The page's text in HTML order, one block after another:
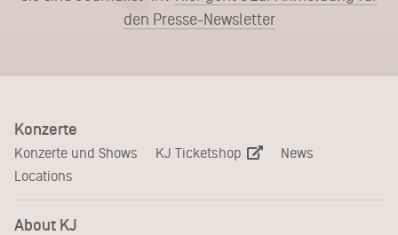
den Presse-Newsletter
Konzerte
Konzerte und Shows KJ Ticketshop
News
Locations
About KJ